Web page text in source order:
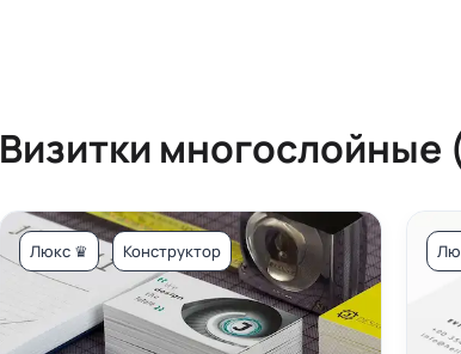
Визитки
Люкс ♛ Конструктор